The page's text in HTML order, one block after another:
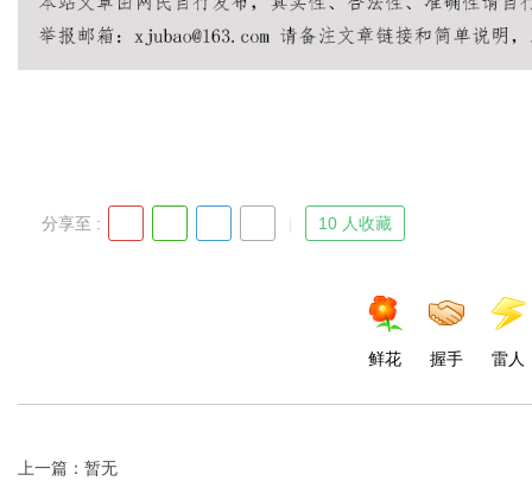
分享至 : 10 人收藏
鲜花 握手 雷人
上一篇：暂无